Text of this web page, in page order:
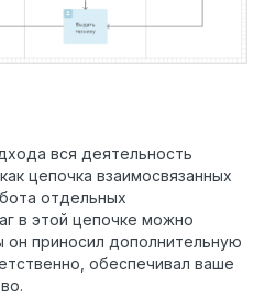
вся деятельность
цепочка взаимосвязанных
отдельных
в этой цепочке можно
он приносил дополнительную
обеспечивал ваше